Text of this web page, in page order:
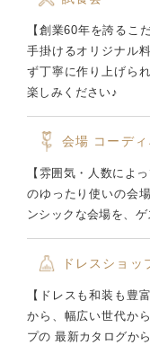
【創業60年を誇るこ
手掛けるオリジナル
ず丁寧に作り上げら
楽しみください♪
会場 コーディ
【雰囲気・人数によ
のゆったり使いの会
ンシックな会場を、
ドレスショッ
【ドレスも和装も豊
から、幅広い世代か
プの 最新カタログか